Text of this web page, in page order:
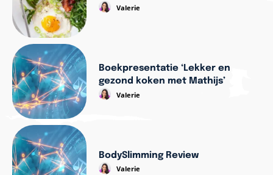
Valerie
Boekpresentatie ‘Lekker en
gezond koken met Mathijs’
Valerie
BodySlimming Review
Valerie